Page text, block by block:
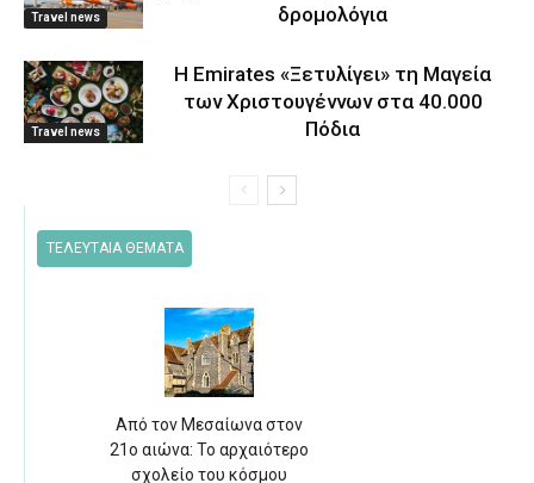
Travel news
δρομολόγια
Travel news
Η Emirates «Ξετυλίγει» τη Μαγεία
των Χριστουγέννων στα 40.000
Πόδια
ΤΕΛΕΥΤΑΙΑ ΘΕΜΑΤΑ
Από τον Μεσαίωνα στον
21ο αιώνα: Το αρχαιότερο
σχολείο του κόσμου